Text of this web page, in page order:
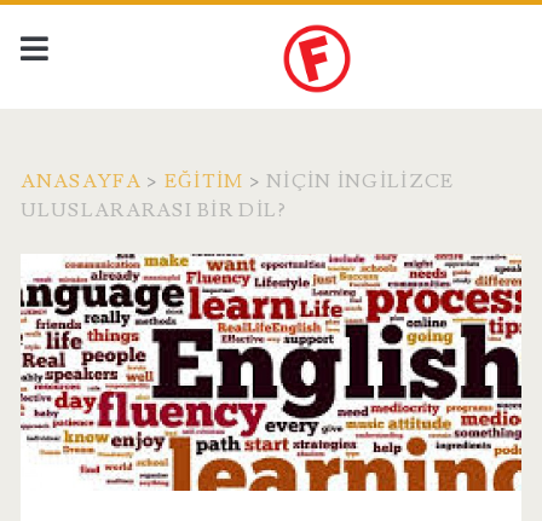
ANASAYFA > EĞITIM >NIÇIN İNGILIZCE
ULUSLARARASI BIR DIL?